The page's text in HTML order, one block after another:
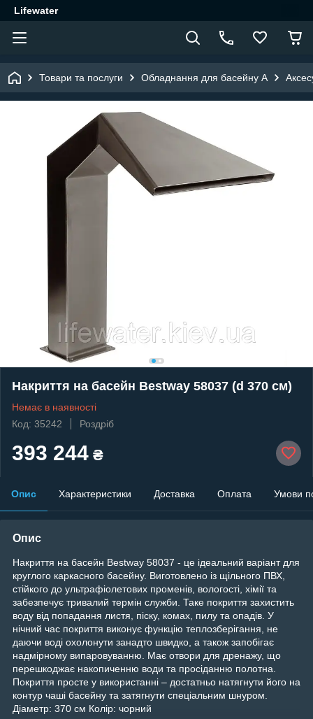
Lifewater
Товари та послуги Обладнання для басейну A
Накриття на басейн Bestway 58037 (d 370 см)
Немає в наявності
Код: 35242
Роздріб
393 244 ₴
Опис Характеристики Доставка Оплата Умови
Опис
Накриття на басейн Bestway 58037 - це ідеальний варіант для
круглого каркасного басейну. Виготовлено із щільного ПВХ,
стійкого до ультрафіолетових променів, вологості, хімії та
забезпечує тривалий термін служби. Таке покриття захистить
воду від попадання листя, піску, комах, пилу та опадів. У
нічний час покриття виконує функцію теплозберігання, не
даючи воді охолонути занадто швидко, а також запобігає
надмірному випаровуванню. Має отвори для дренажу, що
перешкоджає накопиченню води та просіданню полотна.
Покриття просте у використанні – достатньо натягнути його на
контур чаші басейну та затягнути спеціальним шнуром.
Діаметр: 370 см Колір: чорний